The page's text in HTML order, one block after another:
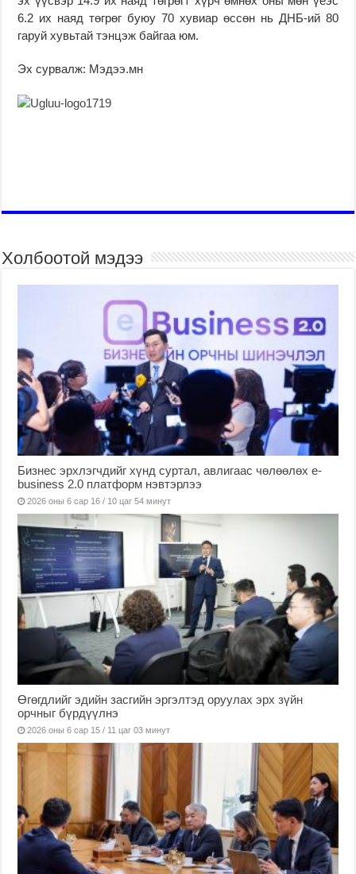
6.2 их наяд төгрөг буюу 70 хувиар өссөн нь ДНБ-ий 80
гаруй хувьтай тэнцэж байгаа юм.
Эх сурвалж: Мэдээ.мн
Холбоотой мэдээ
Бизнес эрхлэгчдийг хүнд суртал, авлигаас чөлөөлөх е-
business 2.0 платформ нэвтэрлээ
2026 оны 6 сар 16 / 10 цаг 54 минут
Өгөгдлийг эдийн засгийн эргэлтэд оруулах эрх зүйн
орчныг бүрдүүлнэ
2026 оны 6 сар 15 / 11 цаг 03 минут